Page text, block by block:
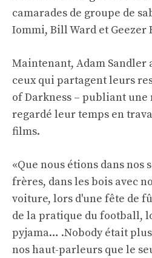
camarades de groupe de
Iommi, Bill Ward et Geezer
Maintenant, Adam Sandler
ceux qui partagent leurs
of Darkness – publiant une
regardé leur temps en
films.
«Que nous étions dans nos
frères, dans les bois avec
voiture, lors d'une fête de
de la pratique du football,
pyjama… .Nobody était
nos haut-parleurs que le